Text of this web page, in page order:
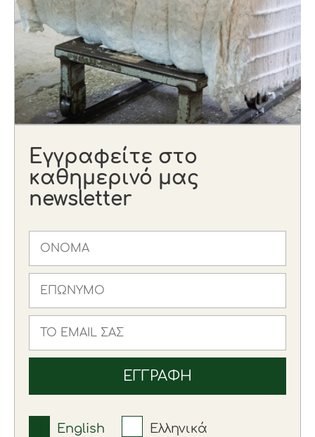
Εγγραφείτε στο
καθημερινό μας
newsletter
English Ελληνικά